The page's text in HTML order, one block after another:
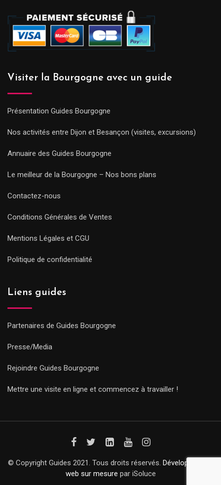
Visiter la Bourgogne avec un guide
Présentation Guides Bourgogne
Nos activités entre Dijon et Besançon (visites, excursions)
Annuaire des Guides Bourgogne
Le meilleur de la Bourgogne – Nos bons plans
Contactez-nous
Conditions Générales de Ventes
Mentions Légales et CGU
Politique de confidentialité
Liens guides
Partenaires de Guides Bourgogne
Presse/Media
Rejoindre Guides Bourgogne
Mettre une visite en ligne et commencez à travailler !
© Copyright Guides 2021. Tous droits réservés. Développement
web sur mesure par iSoluce